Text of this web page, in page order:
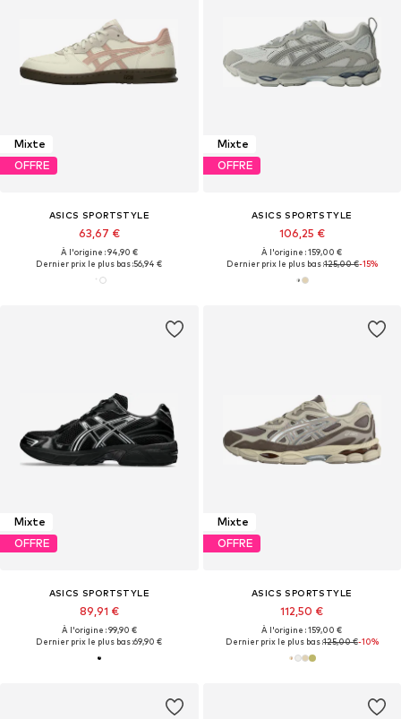
Mixte
OFFRE
ASICS SPORTSTYLE
63,67 €
À l'origine : 94,90 €
Dernier prix le plus bas :56,94 €
Mixte
OFFRE
ASICS SPORTSTYLE
106,25 €
À l'origine : 159,00 €
Dernier prix le plus bas :125,00 €-15%
Mixte
OFFRE
ASICS SPORTSTYLE
89,91 €
À l'origine : 99,90 €
Dernier prix le plus bas :69,90 €
Mixte
OFFRE
ASICS SPORTSTYLE
112,50 €
À l'origine : 159,00 €
Dernier prix le plus bas :125,00 €-10%